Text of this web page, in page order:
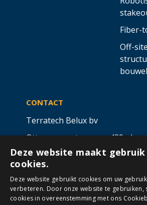
Fiber-
Off-
CONTACT
Terratech Belux bv
Ottergemsesteenweg 439 -
info@allterra-belux.com+32 9
BE1009.467.122
Deze website maakt gebruik
cookies.
Deze website gebruikt cookies om uw
verbeteren. Door onze website te gebruiken,
cookies in overeenstemming met ons